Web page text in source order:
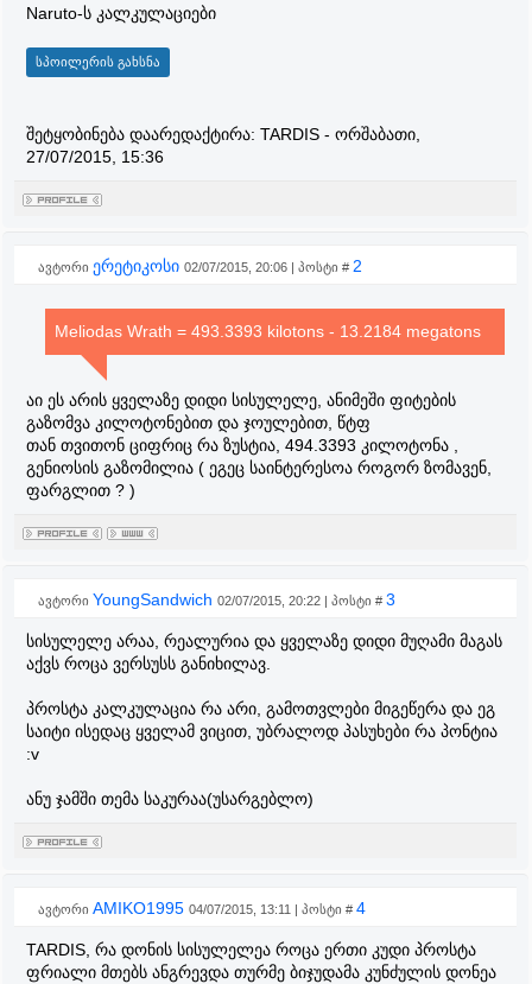
Naruto-ს კალკულაციები
შეტყობინება დაარედაქტირა: TARDIS - ორშაბათი,
27/07/2015, 15:36
ავტორი ერეტიკოსი 02/07/2015, 20:06 | პოსტი # 2
Meliodas Wrath = 493.3393 kilotons - 13.2184 megatons
აი ეს არის ყველაზე დიდი სისულელე, ანიმეში ფიტების
გაზომვა კილოტონებით და ჯოულებით, წტფ
თან თვითონ ციფრიც რა ზუსტია, 494.3393 კილოტონა ,
გენიოსის გაზომილია ( ეგეც საინტერესოა როგორ ზომავენ,
ფარგლით ? )
ავტორი YoungSandwich 02/07/2015, 20:22 | პოსტი # 3
სისულელე არაა, რეალურია და ყველაზე დიდი მუღამი მაგას
აქვს როცა ვერსუსს განიხილავ.
პროსტა კალკულაცია რა არი, გამოთვლები მიგეწერა და ეგ
საიტი ისედაც ყველამ ვიცით, უბრალოდ პასუხები რა პონტია
:v
ანუ ჯამში თემა საკურაა(უსარგებლო)
ავტორი AMIKO1995 04/07/2015, 13:11 | პოსტი # 4
TARDIS, რა დონის სისულელეა როცა ერთი კუდი პროსტა
ფრიალი მთებს ანგრევდა თურმე ბიჯუდამა კუნძულის დონეა